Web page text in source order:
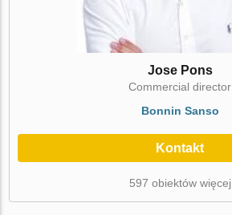
Jose Pons
Commercial director
Bonnin Sanso
Kontakt
597 obiektów więcej